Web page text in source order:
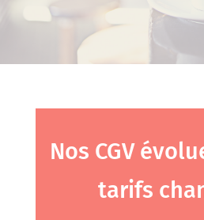
Nos CGV
tarifs